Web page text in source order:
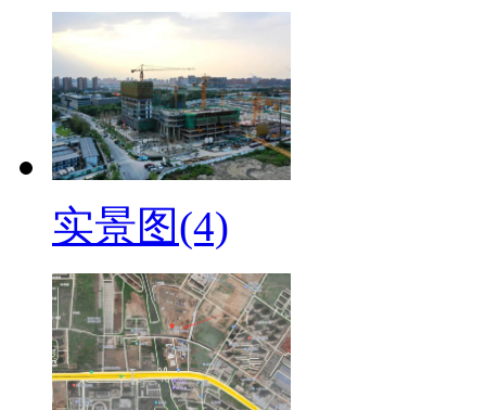
实景图(4)